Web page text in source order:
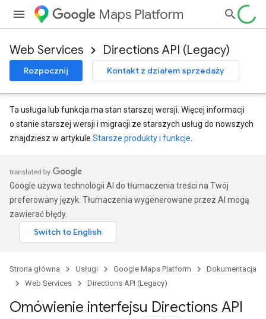
Maps Platform
Web Services Directions API (Legacy)
Rozpocznij Kontakt z działem sprzedaży
Ta usługa lub funkcja ma stan starszej wersji. Więcej informacji
o stanie starszej wersji i migracji ze starszych usług do nowszych
znajdziesz w artykule Starsze produkty i funkcje
Google używa technologii AI do tłumaczenia treści na Twój
preferowany język. Tłumaczenia wygenerowane przez AI mogą
zawierać błędy.
Strona główna Usługi Google Maps Platform
Dokumentacja
Web Services
Directions API (Legacy)
Omówienie interfejsu Directions API